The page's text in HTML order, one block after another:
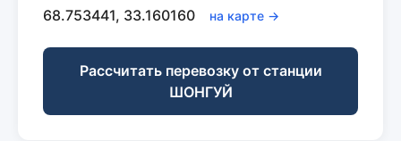
68.753441, 33.160160 на карте →
Рассчитать перевозку от станции
ШОНГУЙ